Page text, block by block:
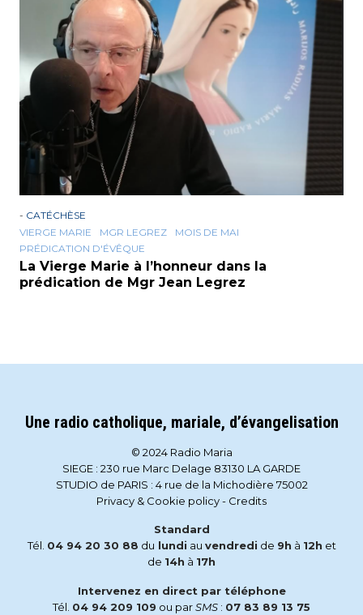
- CATÉCHÈSE
VIERGE MARIE
MGR LEGREZ
MOIS DE MAI
PRÉDICATION D'ÉVÊQUE
La Vierge Marie à l’honneur dans la
prédication de Mgr Jean Legrez
Une radio catholique, mariale, d’évangelisation
© 2024 Radio Maria
SIEGE : 230 rue Marc Delage 83130 LA GARDE
STUDIO de PARIS : 4 rue de la Michodière 75002
Privacy & Cookie policy- Credits
Standard
Tél. 04 94 20 30 88 du lundi au vendredi de 9h à 12h et
de 14h à 17h
Intervenez en direct par téléphone
Tél. 04 94 209 109 ou parSMS : 07 83 89 13 75